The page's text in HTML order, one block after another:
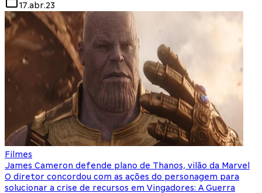
17.abr.23
Filmes
James Cameron defende plano de Thanos, vilão da Marvel
O diretor concordou com as ações do personagem para
solucionar a crise de recursos em Vingadores: A Guerra